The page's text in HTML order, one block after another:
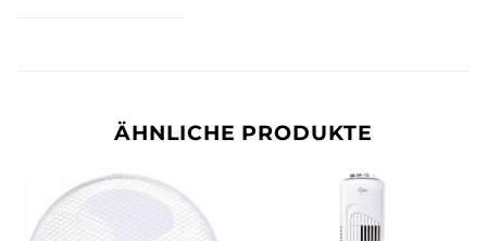
ÄHNLICHE PRODUKTE